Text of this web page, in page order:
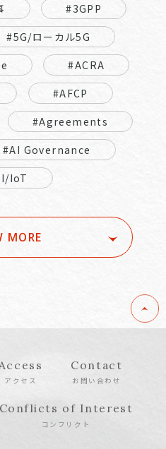
#3GPP
#5G/ローカル5G
#ACRA
#AFCP
#Agreements
#AI Governance
IoT
MORE
Access
アクセス
Contact
お問い合わせ
Conflicts of Interest
コンフリクト